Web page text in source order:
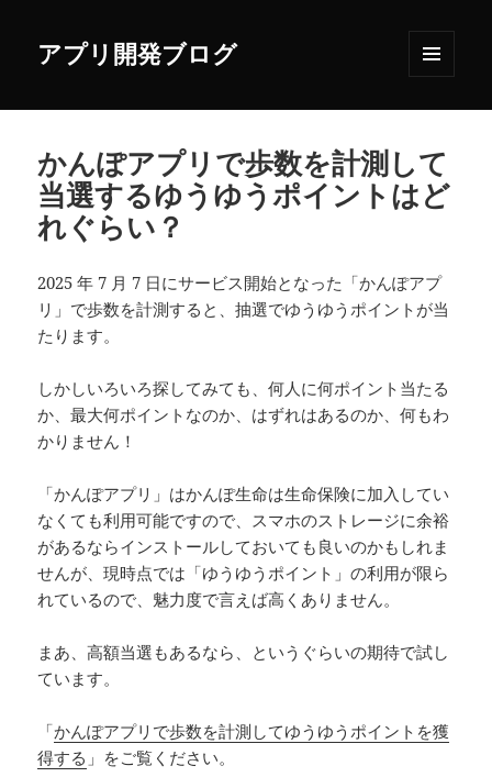
アプリ開発ブログ
ーとウ
かんぽアプリで歩数を計測して
当選するゆうゆうポイントはど
れぐらい？
2025 年 7 月 7 日にサービス開始となった「かんぽアプ
リ」で歩数を計測すると、抽選でゆうゆうポイントが当
たります。
しかしいろいろ探してみても、何人に何ポイント当たる
か、最大何ポイントなのか、はずれはあるのか、何もわ
かりません！
「かんぽアプリ」はかんぽ生命は生命保険に加入してい
なくても利用可能ですので、スマホのストレージに余裕
があるならインストールしておいても良いのかもしれま
せんが、現時点では「ゆうゆうポイント」の利用が限ら
れているので、魅力度で言えば高くありません。
まあ、高額当選もあるなら、というぐらいの期待で試し
ています。
「かんぽアプリで歩数を計測してゆうゆうポイントを獲
得する 」をご覧ください。